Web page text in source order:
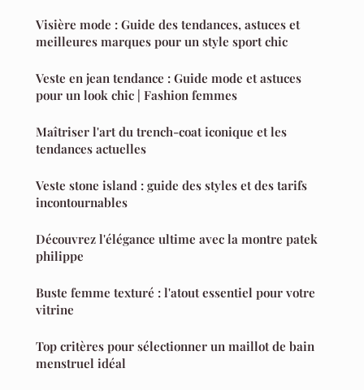
Visière mode : Guide des tendances, astuces et
meilleures marques pour un style sport chic
Veste en jean tendance : Guide mode et astuces
pour un look chic | Fashion femmes
Maîtriser l'art du trench-coat iconique et les
tendances actuelles
Veste stone island : guide des styles et des tarifs
incontournables
Découvrez l'élégance ultime avec la montre patek
philippe
Buste femme texturé : l'atout essentiel pour votre
vitrine
Top critères pour sélectionner un maillot de bain
menstruel idéal